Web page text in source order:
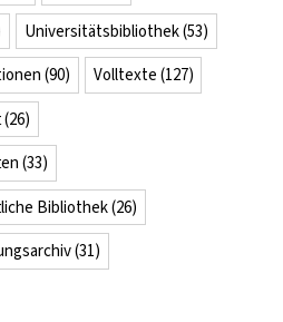
Universitätsbibliothek(53)
(90) Volltexte (127)
(26)
(33)
Bibliothek(26)
(31)